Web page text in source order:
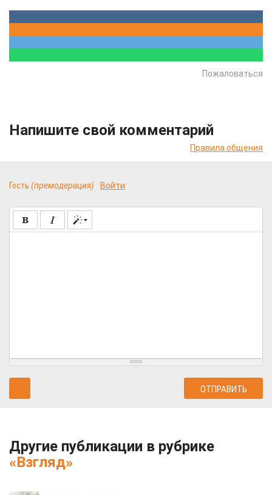
Пожаловаться
Напишите свой комментарий
Правила общения
Гость (премодерация) Войти
Другие публикации в рубрике
«Взгляд»